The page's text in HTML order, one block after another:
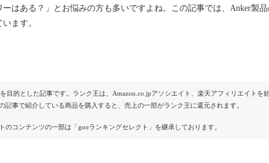
ーはある？」とお悩みの方も多いですよね。この記事では、Anker製
ます。
目的とした記事です。ランク王は、Amazon.co.jpアソシエイト、楽天アフィリエイト
記事で紹介している商品を購入すると、売上の一部がランク王に還元されます。
のコンテンツの一部は「gooランキングセレクト」を継承しております。